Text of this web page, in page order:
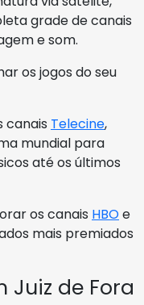
grade de canais
e som.
os jogos do seu
canais Telecine,
mundial para
até os últimos
os canais HBOe
mais premiados
Juiz de Fora